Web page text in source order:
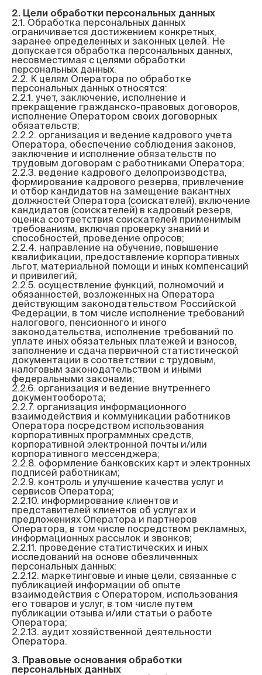
2. Цели обработки персональных данных
2.1. Обработка персональных данных
ограничивается достижением конкретных,
заранее определенных и законных целей. Не
допускается обработка персональных данных,
несовместимая с целями обработки
персональных данных.
2.2. К целям Оператора по обработке
персональных данных относятся:
2.2.1. учет, заключение, исполнение и
прекращение гражданско-правовых договоров,
исполнение Оператором своих договорных
обязательств;
2.2.2. организация и ведение кадрового учета
Оператора, обеспечение соблюдения законов,
заключение и исполнение обязательств по
трудовым договорам с работниками Оператора;
2.2.3. ведение кадрового делопроизводства,
формирование кадрового резерва, привлечение
и отбор кандидатов на замещение вакантных
должностей Оператора (соискателей), включение
кандидатов (соискателей) в кадровый резерв,
оценка соответствия соискателей применимым
требованиям, включая проверку знаний и
способностей, проведение опросов;
2.2.4. направление на обучение, повышение
квалификации, предоставление корпоративных
льгот, материальной помощи и иных компенсаций
и привилегий;
2.2.5. осуществление функций, полномочий и
обязанностей, возложенных на Оператора
действующим законодательством Российской
Федерации, в том числе исполнение требований
налогового, пенсионного и иного
законодательства, исполнение требований по
уплате иных обязательных платежей и взносов,
заполнение и сдача первичной статистической
документации в соответствии с трудовым,
налоговым законодательством и иными
федеральными законами;
2.2.6. организация и ведение внутреннего
документооборота;
2.2.7. организация информационного
взаимодействия и коммуникации работников
Оператора посредством использования
корпоративных программных средств,
корпоративной электронной почты и/или
корпоративного мессенджера;
2.2.8. оформление банковских карт и электронных
подписей работникам;
2.2.9. контроль и улучшение качества услуг и
сервисов Оператора;
2.2.10. информирование клиентов и
представителей клиентов об услугах и
предложениях Оператора и партнеров
Оператора, в том числе посредством рекламных,
информационных рассылок и звонков;
2.2.11. проведение статистических и иных
исследований на основе обезличенных
персональных данных;
2.2.12. маркетинговые и иные цели, связанные с
публикацией информации об опыте
взаимодействия с Оператором, использования
его товаров и услуг, в том числе путем
публикации отзыва и/или статьи о работе
Оператора;
2.2.13. аудит хозяйственной деятельности
Оператора.
3. Правовые основания обработки
персональных данных